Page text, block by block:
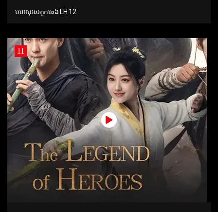
មហាបុរសគួកឆេង LH 12
11